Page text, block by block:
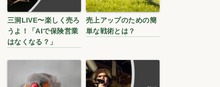
三洞LIVE〜楽しく売ろ
うよ！「AIで保険営業
はなくなる？」
売上アップのための簡
単な戦術とは？